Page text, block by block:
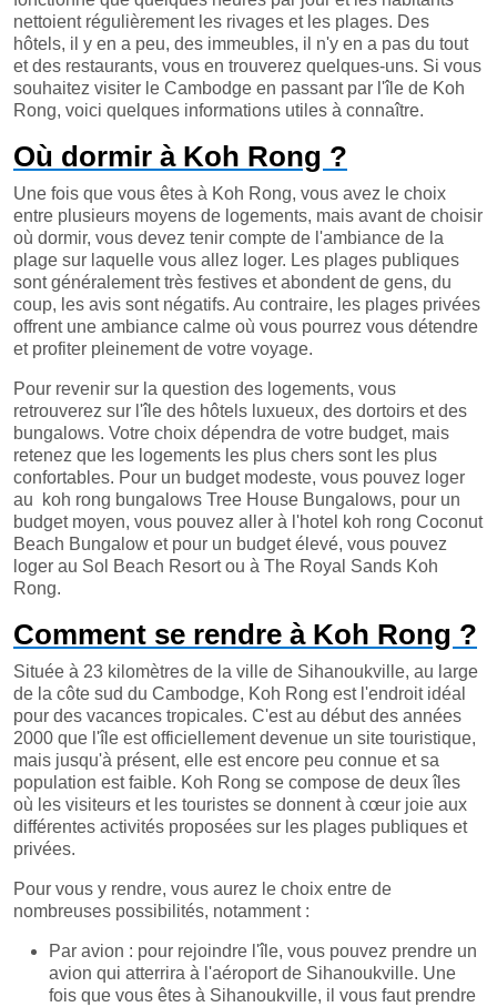
nettoient régulièrement les rivages et les plages. Des
hôtels, il y en a peu, des immeubles, il n'y en a pas du tout
et des restaurants, vous en trouverez quelques-uns. Si vous
souhaitez visiter le Cambodge en passant par l'île de Koh
Rong, voici quelques informations utiles à connaître.
Où dormir à Koh Rong ?
Une fois que vous êtes à Koh Rong, vous avez le choix
entre plusieurs moyens de logements, mais avant de choisir
où dormir, vous devez tenir compte de l'ambiance de la
plage sur laquelle vous allez loger. Les plages publiques
sont généralement très festives et abondent de gens, du
coup, les avis sont négatifs. Au contraire, les plages privées
offrent une ambiance calme où vous pourrez vous détendre
et profiter pleinement de votre voyage.
Pour revenir sur la question des logements, vous
retrouverez sur l'île des hôtels luxueux, des dortoirs et des
bungalows. Votre choix dépendra de votre budget, mais
retenez que les logements les plus chers sont les plus
confortables. Pour un budget modeste, vous pouvez loger
au koh rong bungalows Tree House Bungalows, pour un
budget moyen, vous pouvez aller à l'hotel koh rong Coconut
Beach Bungalow et pour un budget élevé, vous pouvez
loger au Sol Beach Resort ou à The Royal Sands Koh
Rong.
Comment se rendre à Koh Rong ?
Située à 23 kilomètres de la ville de Sihanoukville, au large
de la côte sud du Cambodge, Koh Rong est l'endroit idéal
pour des vacances tropicales. C'est au début des années
2000 que l'île est officiellement devenue un site touristique,
mais jusqu'à présent, elle est encore peu connue et sa
population est faible. Koh Rong se compose de deux îles
où les visiteurs et les touristes se donnent à cœur joie aux
différentes activités proposées sur les plages publiques et
privées.
Pour vous y rendre, vous aurez le choix entre de
nombreuses possibilités, notamment :
Par avion : pour rejoindre l'île, vous pouvez prendre un
avion qui atterrira à l'aéroport de Sihanoukville. Une
fois que vous êtes à Sihanoukville, il vous faut prendre